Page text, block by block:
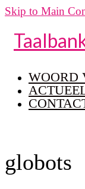
Skip to Main
WOORD
globots